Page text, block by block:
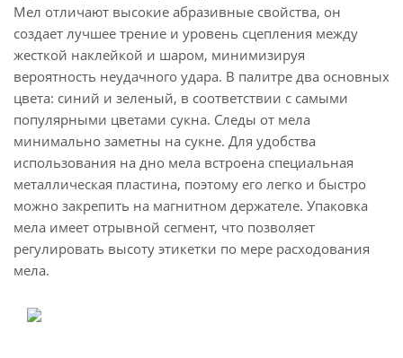
Мел отличают высокие абразивные свойства, он
создает лучшее трение и уровень сцепления между
жесткой наклейкой и шаром, минимизируя
вероятность неудачного удара. В палитре два основных
цвета: синий и зеленый, в соответствии с самыми
популярными цветами сукна. Следы от мела
минимально заметны на сукне. Для удобства
использования на дно мела встроена специальная
металлическая пластина, поэтому его легко и быстро
можно закрепить на магнитном держателе. Упаковка
мела имеет отрывной сегмент, что позволяет
регулировать высоту этикетки по мере расходования
мела.